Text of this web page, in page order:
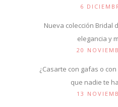
6
Nueva colección Bridal
elegancia y
20
¿Casarte con gafas o
que nadie te
13